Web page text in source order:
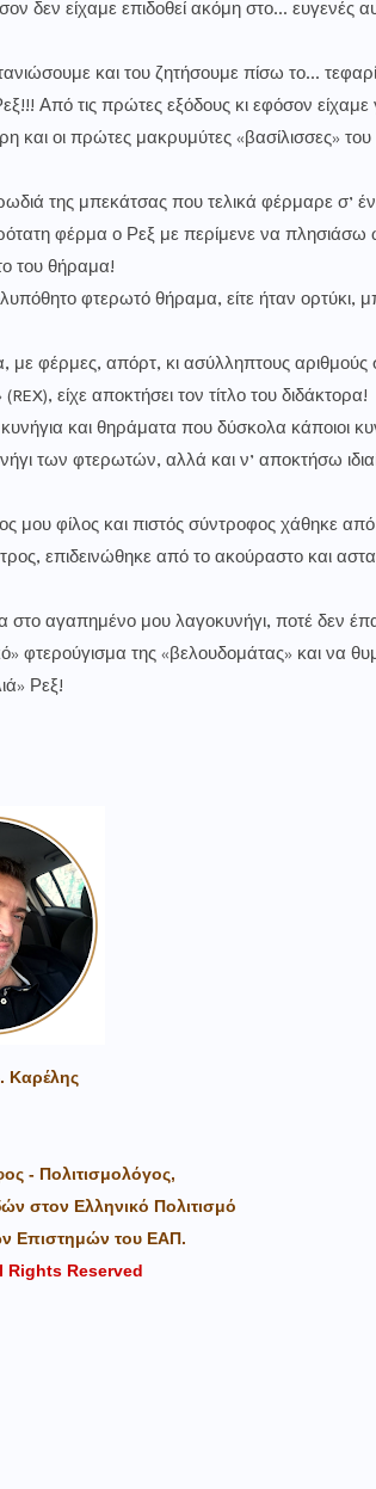
δεν είχαμε επιδοθεί ακόμη στο… ευγενές
και του ζητήσουμε πίσω το…
Από τις πρώτες εξόδους κι εφόσον είχαμε
οι πρώτες μακρυμύτες «βασίλισσες»
της μπεκάτσας που τελικά φέρμαρε σ’
φέρμα ο Ρεξ με περίμενε να πλησιάσω
του θήραμα!
φτερωτό θήραμα, είτε ήταν ορτύκι,
με φέρμες, απόρτ, κι ασύλληπτους αριθμούς
είχε αποκτήσει τον τίτλο του διδάκτορα!
και θηράματα που δύσκολα κάποιοι
των φτερωτών, αλλά και ν’ αποκτήσω
μου φίλος και πιστός σύντροφος χάθηκε από
επιδεινώθηκε από το ακούραστο και
στο αγαπημένο μου λαγοκυνήγι, ποτέ δεν
φτερούγισμα της «βελουδομάτας» και να
Ρεξ!
Καρέλης
- Πολιτισμολόγος,
στον Ελληνικό Πολιτισμό
Επιστημών του ΕΑΠ.
Rights Reserved